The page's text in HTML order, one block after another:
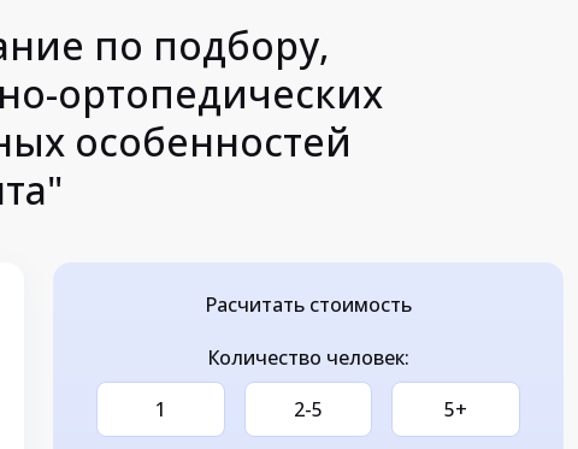
по подбору,
ортопедических
особенностей
Расчитать стоимость
Количество человек:
1
2-5 5+